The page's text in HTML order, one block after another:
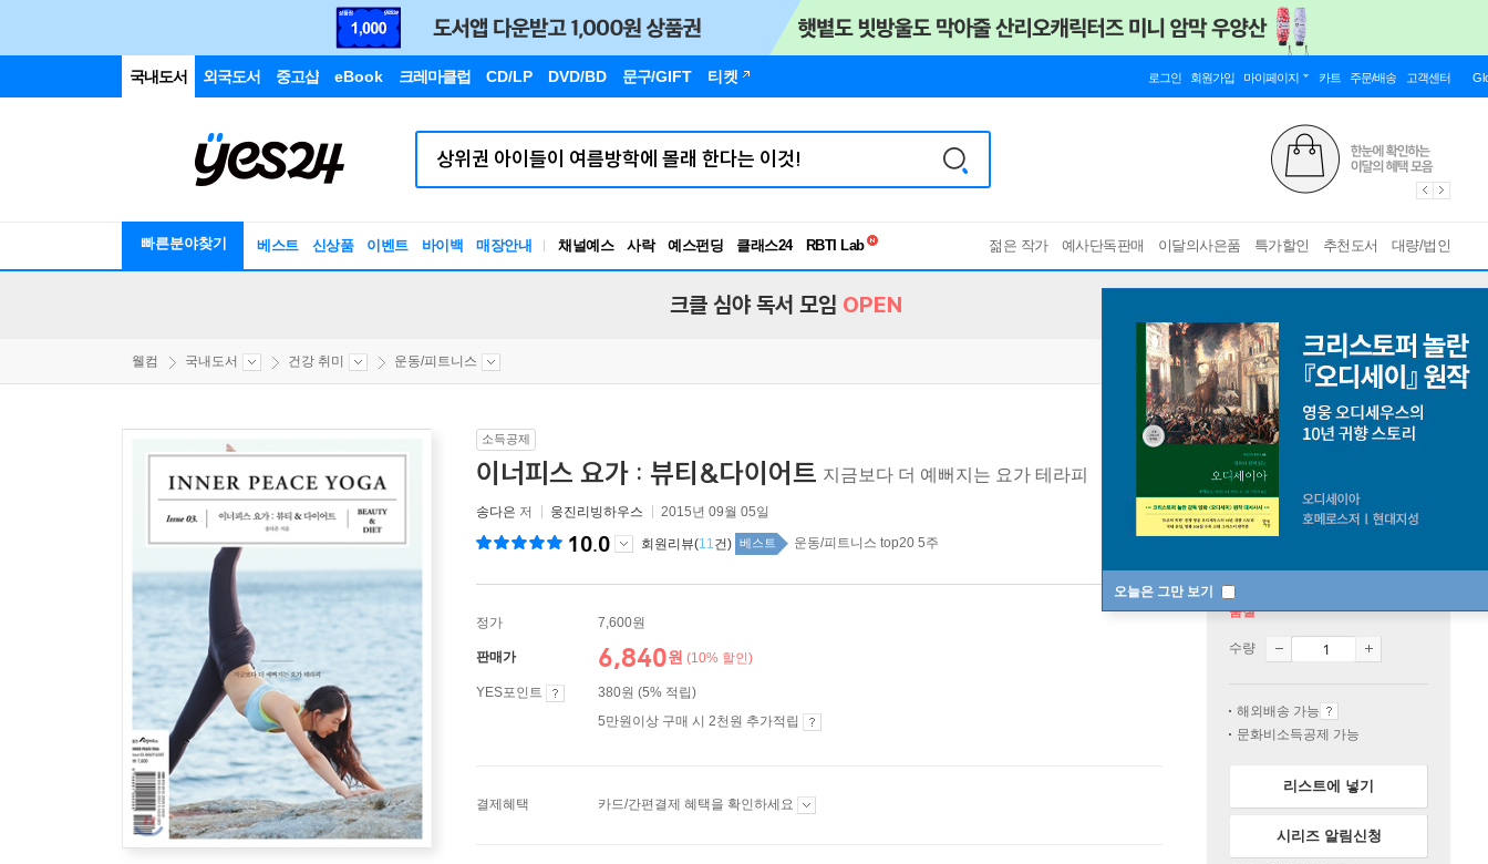
국내도서 외국도서 중고샵 eBook 크레마클럽 CD/LP DVD/BD 문구/GIFT 티켓 로그인 회원가입 마이페이지 카트 주문/배송 고객센터
빠른분야찾기 베스트 신상품 이벤트 바이백 매장안내 채널예스 사락 예스펀딩 클래스24
RBTI Lab
독서유형검사
젊은 작가 예사단독판매 이달의사은품 특가할인 추천도서 대량/법인
오늘은 그만 보기
크클 심야 독서 모임 OPEN
웰컴 국내도서 건강 취미 운동/피트니스
소득공제
이너피스 요가 : 뷰티&다이어트 지금보다 더 예뻐지는 요가 테라피
송다은 저 웅진리빙하우스 2015년 09월 05일
10.0 회원리뷰(11건) 베스트 운동/피트니스 top20 5주
정가 7,600원
판매가 6,840원 (10% 할인)
YES포인트
380원 (5% 적립)
5만원이상 구매 시 2천원 추가적립
결제혜택 카드/간편결제 혜택을 확인하세요
품절
수량
해외배송 가능
문화비소득공제 가능
리스트에 넣기
시리즈 알림신청